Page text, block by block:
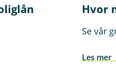
Hvor
Se vår
Les mer